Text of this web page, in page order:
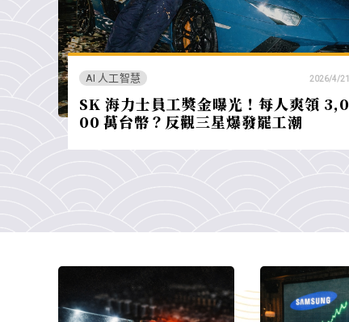
AI 人工智慧 2026/4/21
SK 海力士員工獎金曝光！每人爽領 3,0
00 萬台幣？反觀三星爆發罷工潮